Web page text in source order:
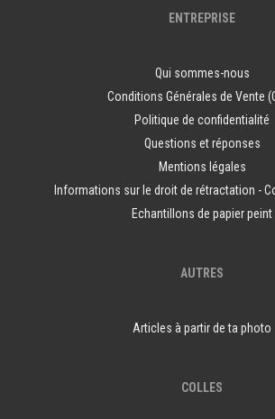
ENTREPRISE
Qui sommes-nous
Conditions Générales de Vente
Politique de confidentialité
Questions et réponses
Mentions légales
Informations sur le droit de rétractation -
Echantillons de papier peint
AUTRES
Articles à partir de ta photo
COLLES